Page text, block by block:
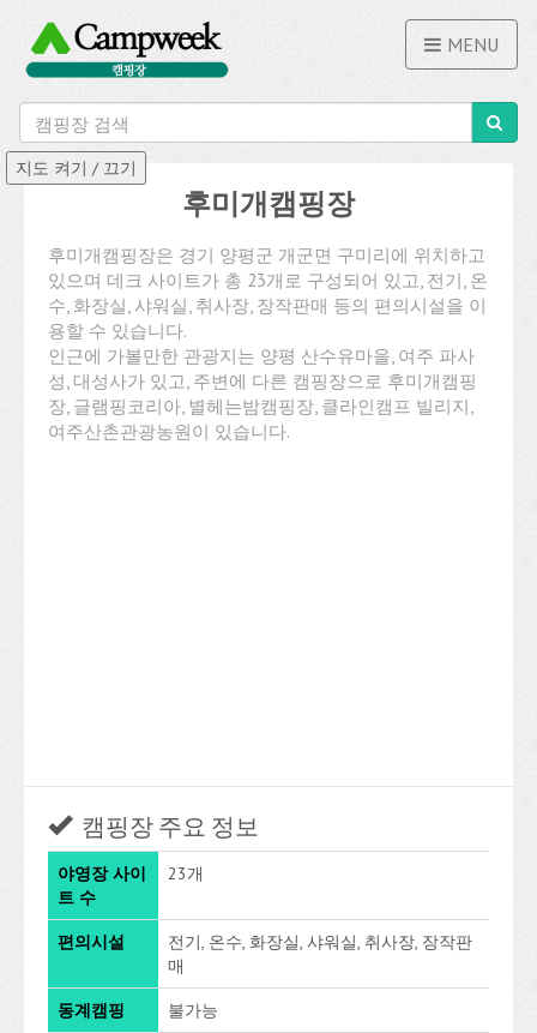
MENU
후미개캠핑장
후미개캠핑장은 경기 양평군 개군면 구미리에 위치하고
있으며 데크 사이트가 총 23개로 구성되어 있고, 전기, 온
수, 화장실, 샤워실, 취사장, 장작판매 등의 편의시설을 이
용할 수 있습니다.
인근에 가볼만한 관광지는 양평 산수유마을, 여주 파사
성, 대성사가 있고, 주변에 다른 캠핑장으로 후미개캠핑
장, 글램핑코리아, 별헤는밤캠핑장, 클라인캠프 빌리지,
여주산촌관광농원이 있습니다.
캠핑장 주요 정보
야영장 사이
트 수
23개
편의시설
전기, 온수, 화장실, 샤워실, 취사장, 장작판
매
동계캠핑 불가능